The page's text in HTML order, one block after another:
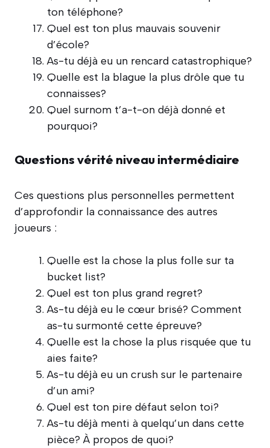
ton téléphone?
Quel est ton plus mauvais souvenir
d’école?
As-tu déjà eu un rencard catastrophique?
Quelle est la blague la plus drôle que tu
connaisses?
Quel surnom t’a-t-on déjà donné et
pourquoi?
Questions vérité niveau intermédiaire
Ces questions plus personnelles permettent
d’approfondir la connaissance des autres
joueurs :
Quelle est la chose la plus folle sur ta
bucket list?
Quel est ton plus grand regret?
As-tu déjà eu le cœur brisé? Comment
as-tu surmonté cette épreuve?
Quelle est la chose la plus risquée que tu
aies faite?
As-tu déjà eu un crush sur le partenaire
d’un ami?
Quel est ton pire défaut selon toi?
As-tu déjà menti à quelqu’un dans cette
pièce? À propos de quoi?